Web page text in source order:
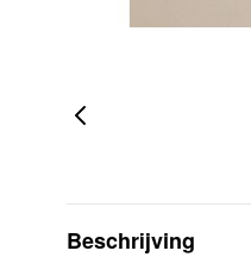
Beschrijving